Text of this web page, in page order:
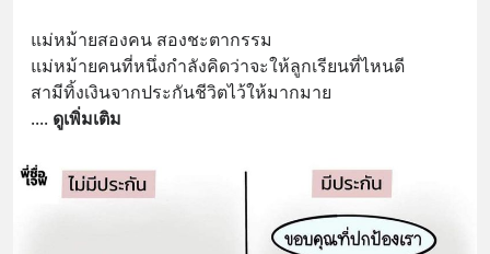
แม่หม้ายสองคน สองชะตากรรม
แม่หม้ายคนที่หนึ่งกำลังคิดว่าจะให้ลูกเรียนที่ไหนดี
สามีทิ้งเงินจากประกันชีวิตไว้ให้มากมาย
.... ดูเพิ่มเติม